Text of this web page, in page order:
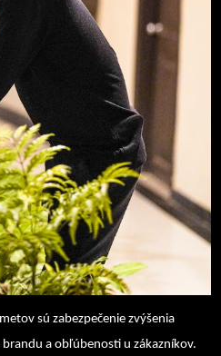
sú zabezpečenie zvýšenia
a obľúbenosti u zákazníkov.